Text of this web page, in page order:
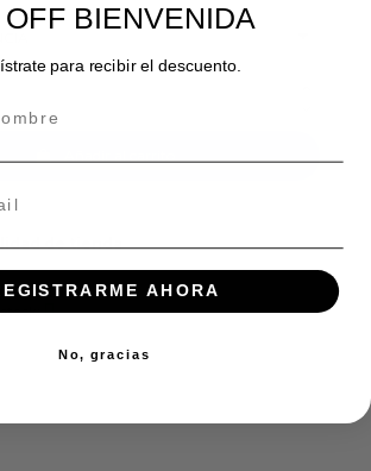
de tienda
BIENVENIDA
para recibir el descuento.
AHORA
No, gracias